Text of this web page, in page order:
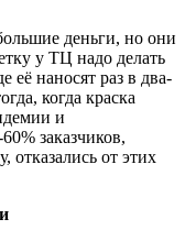
деньги, но они
у ТЦ надо делать
её наносят раз в два-
когда краска
и
заказчиков,
отказались от этих